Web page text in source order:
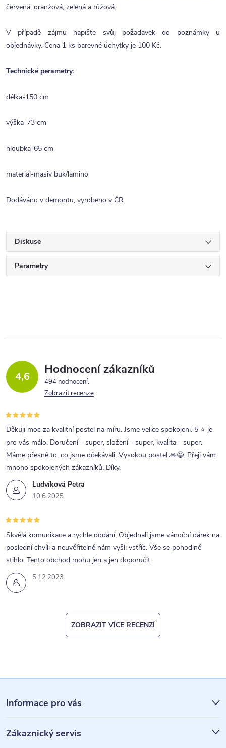
červená, oranžová, zelená a růžová.
V případě zájmu napište svůj požadavek do poznámky u
objednávky. Cena 1 ks barevné úchytky je 100 Kč.
Technické perametry:
délka-150 cm
výška-73 cm
hloubka-65 cm
materiál-masiv buk/lamino
Dodáváno v demontu, vyrobeno v ČR.
Diskuse
Parametry
4,6 Hodnocení zákazníků
494 hodnocení
Zobrazit recenze
Ludvíková Petra
10.6.2025
Děkuji moc za kvalitní postel na míru. Jsme velice spokojeni. 5 ⭐ je
pro vás málo. Doručení - super, složení - super, kvalita - super.
Máme přesně to, co jsme očekávali. Vysokou postel 🙏😉. Přeji vám
mnoho spokojených zákazníků. Díky.
5.12.2023
Skvělá komunikace a rychle dodání. Objednali jsme vánoční dárek na
poslední chvíli a neuvěřitelně nám vyšli vstříc. Vše se pohodlně
stihlo. Tento obchod mohu jen a jen doporučit
ZOBRAZIT VÍCE RECENZÍ
á
p
a
Informace pro vás
Zákaznický servis